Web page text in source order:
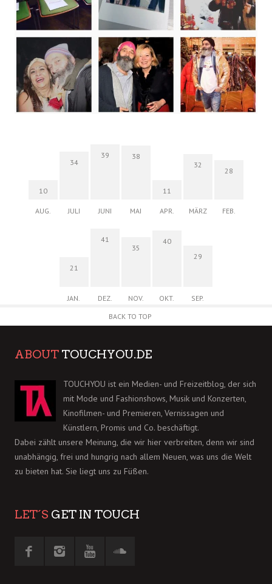
10
AUG.
34
JULI
39
JUNI
38
MAI
11
APR.
32
MÄRZ
28
FEB.
21
JAN.
41
DEZ.
35
NOV.
40
OKT.
29
SEP.
BACK TO TOP
ABOUT TOUCHYOU.DE
TOUCHYOU ist ein Medien- und Freizeitblog, der sich
mit Mode und Fashionshows, Musik und Konzerten,
Kinofilmen- und Premieren, Vernissagen und
Künstlern, Promis und Co. beschäftigt.
Dabei zählt unsere Meinung, die wir hier verbreiten, denn wir sind
unabhängig, frei und hungrig nach allem Neuen, was uns die Welt
zu bieten hat. Sie liegt uns zu Füßen.
LET´S GET IN TOUCH